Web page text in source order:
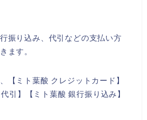
振り込み、代引などの支払い方
ます。
【ミト葉酸 クレジットカード】
引】【ミト葉酸 銀行振り込み】